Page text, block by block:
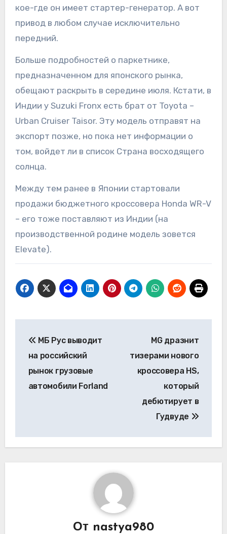
кое-где он имеет стартер-генератор. А вот
привод в любом случае исключительно
передний.
Больше подробностей о паркетнике,
предназначенном для японского рынка,
обещают раскрыть в середине июля. Кстати, в
Индии у Suzuki Fronx есть брат от Toyota –
Urban Cruiser Taisor. Эту модель отправят на
экспорт позже, но пока нет информации о
том, войдет ли в список Страна восходящего
солнца.
Между тем ранее в Японии стартовали
продажи бюджетного кроссовера Honda WR-V
– его тоже поставляют из Индии (на
производственной родине модель зовется
Elevate).
по
записям
МБ Рус выводит
на российский
рынок грузовые
автомобили Forland
MG дразнит
тизерами нового
кроссовера HS,
который
дебютирует в
Гудвуде
От nastya980